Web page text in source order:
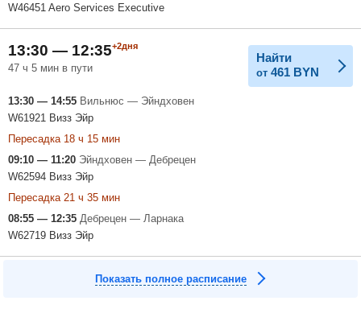
W46451 Aero Services Executive
13:30 — 12:35+2дня
47 ч 5 мин в пути
Найти
от 461 BYN
13:30 — 14:55 Вильнюс — Эйндховен
W61921 Визз Эйр
Пересадка 18 ч 15 мин
09:10 — 11:20 Эйндховен — Дебрецен
W62594 Визз Эйр
Пересадка 21 ч 35 мин
08:55 — 12:35 Дебрецен — Ларнака
W62719 Визз Эйр
Показать полное расписание